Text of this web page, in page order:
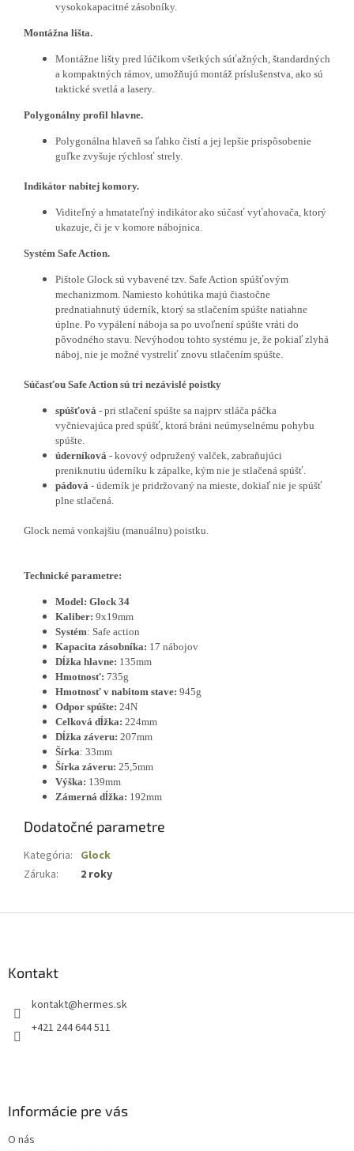
vysokokapacitné zásobníky.
Montážna lišta.
Montážne lišty pred lúčikom všetkých súťažných, štandardných
a kompaktných rámov, umožňujú montáž príslušenstva, ako sú
taktické svetlá a lasery.
Polygonálny profil hlavne.
Polygonálna hlaveň sa ľahko čistí a jej lepšie prispôsobenie
guľke zvyšuje rýchlosť strely.
Indikátor nabitej komory.
Viditeľný a hmatateľný indikátor ako súčasť vyťahovača, ktorý
ukazuje, či je v komore nábojnica.
Systém Safe Action.
Pištole Glock sú vybavené tzv. Safe Action spúšťovým
mechanizmom. Namiesto kohútika majú čiastočne
prednatiahnutý úderník, ktorý sa stlačením spúšte natiahne
úplne. Po vypálení náboja sa po uvoľnení spúšte vráti do
pôvodného stavu. Nevýhodou tohto systému je, že pokiaľ zlyhá
náboj, nie je možné vystreliť znovu stlačením spúšte.
Súčasťou Safe Action sú tri nezávislé poistky
spúšťová - pri stlačení spúšte sa najprv stláča páčka
vyčnievajúca pred spúšť, ktorá bráni neúmyselnému pohybu
spúšte.
úderníková - kovový odpružený valček, zabraňujúci
preniknutiu úderníku k zápalke, kým nie je stlačená spúšť.
pádová - úderník je pridržovaný na mieste, dokiaľ nie je spúšť
plne stlačená.
Glock nemá vonkajšiu (manuálnu) poistku.
Technické parametre:
Model: Glock 34
Kaliber: 9x19mm
Systém: Safe action
Kapacita zásobníka: 17 nábojov
Dĺžka hlavne: 135mm
Hmotnosť: 735g
Hmotnosť v nabitom stave: 945g
Odpor spúšte: 24N
Celková dĺžka: 224mm
Dĺžka záveru: 207mm
Šírka: 33mm
Šírka záveru: 25,5mm
Výška: 139mm
Zámerná dĺžka: 192mm
Dodatočné parametre
Kategória: Glock
Záruka: 2 roky
Kontakt
kontakt@hermes.sk
+421 244 644 511
Informácie pre vás
O nás